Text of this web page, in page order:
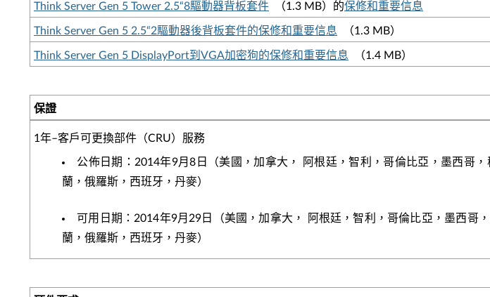
Think Server Gen 5 Tower 2.5“8驅動器背板套件 （1.3 MB）的保修和重要信息
Think Server Gen 5 2.5“2驅動器後背板套件的保修和重要信息 （1.3 MB）
Think Server Gen 5 DisplayPort到VGA加密狗的保修和重要信息 （1.4 MB）
保證
1年–客戶可更換部件（CRU）服務
公佈日期：2014年9月8日（美國，加拿大， 阿根廷，智利，哥倫比亞，墨西哥
蘭，俄羅斯，西班牙，丹麥）
可用日期：2014年9月29日（美國，加拿大， 阿根廷，智利，哥倫比亞，墨西
蘭，俄羅斯，西班牙，丹麥）